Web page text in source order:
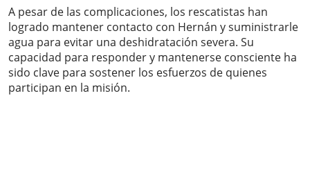
A pesar de las complicaciones, los rescatistas han
logrado mantener contacto con Hernán y suministrarle
agua para evitar una deshidratación severa. Su
capacidad para responder y mantenerse consciente ha
sido clave para sostener los esfuerzos de quienes
participan en la misión.